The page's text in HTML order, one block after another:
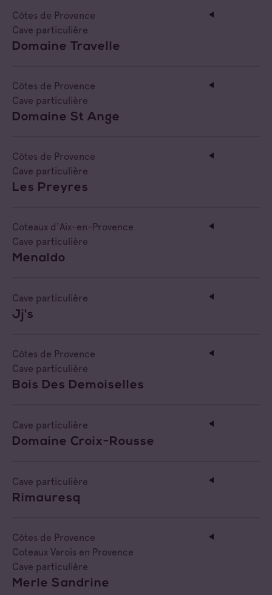
Côtes de Provence Notre Dame des Anges
Côtes de Provence Sainte Victoire
Négociant Local
Côtes de Provence
Cave particulière
Domaine Travelle
Côtes de Provence
Cave particulière
Domaine St Ange
Côtes de Provence
Cave particulière
Les Preyres
Coteaux d'Aix-en-Provence
Cave particulière
Menaldo
Cave particulière
Jj's
Côtes de Provence
Cave particulière
Bois Des Demoiselles
Cave particulière
Domaine Croix-Rousse
Cave particulière
Rimauresq
Côtes de Provence
Coteaux Varois en Provence
Cave particulière
Merle Sandrine